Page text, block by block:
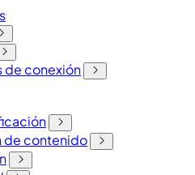
de conexión
de contenido